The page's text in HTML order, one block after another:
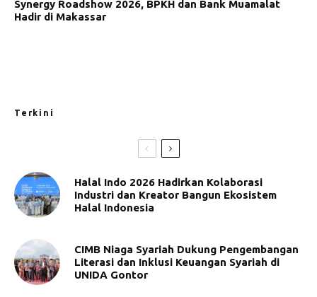
Synergy Roadshow 2026, BPKH dan Bank Muamalat
Hadir di Makassar
Terkini
Halal Indo 2026 Hadirkan Kolaborasi
Industri dan Kreator Bangun Ekosistem
Halal Indonesia
CIMB Niaga Syariah Dukung Pengembangan
Literasi dan Inklusi Keuangan Syariah di
UNIDA Gontor